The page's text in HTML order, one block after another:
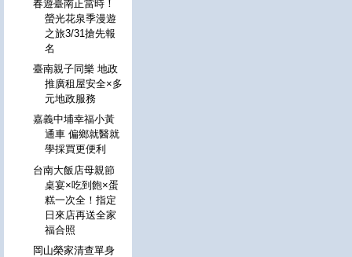
春遊臺南正當時！
螢光花泉季漫遊
之旅3/31搶先報
名
臺南親子同樂 地政
推廣租屋安全×多
元地政服務
嘉義中埔幸福小黃
通車 偏鄉就醫就
學採買更便利
台南大飯店母親節
桌宴×吃到飽×蛋
糕一次全！指定
日來店再送全家
福合照
岡山榮家清查單身